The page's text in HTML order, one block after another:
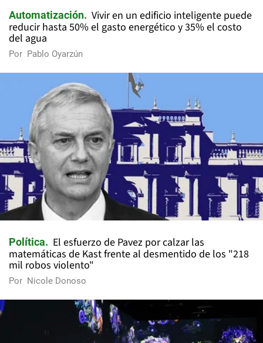
Automatización
Vivir en un edificio inteligente puede
reducir hasta 50% el gasto energético y 35% el costo
del agua
Por Pablo Oyarzún
Política
El esfuerzo de Pavez por calzar las
matemáticas de Kast frente al desmentido de los "218
mil robos violento"
Por Nicole Donoso